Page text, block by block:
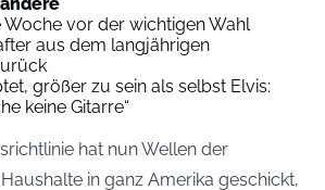
Woche vor der wichtigen Wahl
aus dem langjährigen
größer zu sein als selbst Elvis:
keine Gitarre“
hat nun Wellen der
in ganz Amerika geschickt,